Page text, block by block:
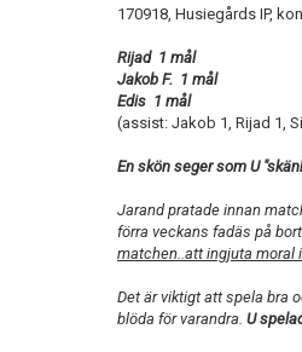
170918, Husiegårds IP,
Rijad 1 mål
Jakob F. 1 mål
Edis 1 mål
(assist: Jakob 1, Rijad 1,
En skön seger som U
Jarand pratade innan
förra veckans fadäs på
matchen..att ingjuta moral
Det är viktigt att spela bra
blöda för varandra. U